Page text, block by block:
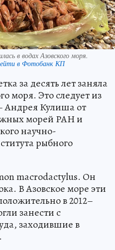
в водах Азовского моря.
в Фотобанк КП
за десять лет заняла
моря. Это следует из
Андрея Кулиша от
морей РАН и
научно-
рыбного
macrodactylus. Он
В Азовское море эти
в 2012–
занести с
заходившие в